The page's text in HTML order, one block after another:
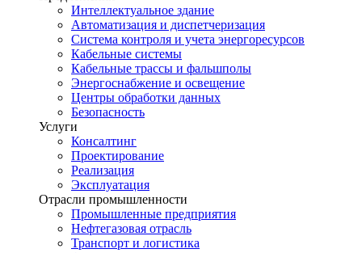
Интеллектуальное здание
Автоматизация и диспетчеризация
Система контроля и учета энергоресурсов
Кабельные системы
Кабельные трассы и фальшполы
Энергоснабжение и освещение
Центры обработки данных
Безопасность
Услуги
Консалтинг
Проектирование
Реализация
Эксплуатация
Отрасли промышленности
Промышленные предприятия
Нефтегазовая отрасль
Транспорт и логистика